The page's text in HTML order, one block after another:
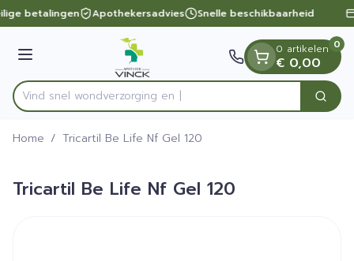
Ga naar de inhoud
1 van 1
betalingen Apothekersadvies Snelle beschikbaarheid
Menu
Product, merk, categorie...
Vind snel wondverzorg Zoek
0 artikelen
€ 0,00
0
Home / Tricartil Be Life Nf Gel 120
Tricartil Be Life Nf Gel 120